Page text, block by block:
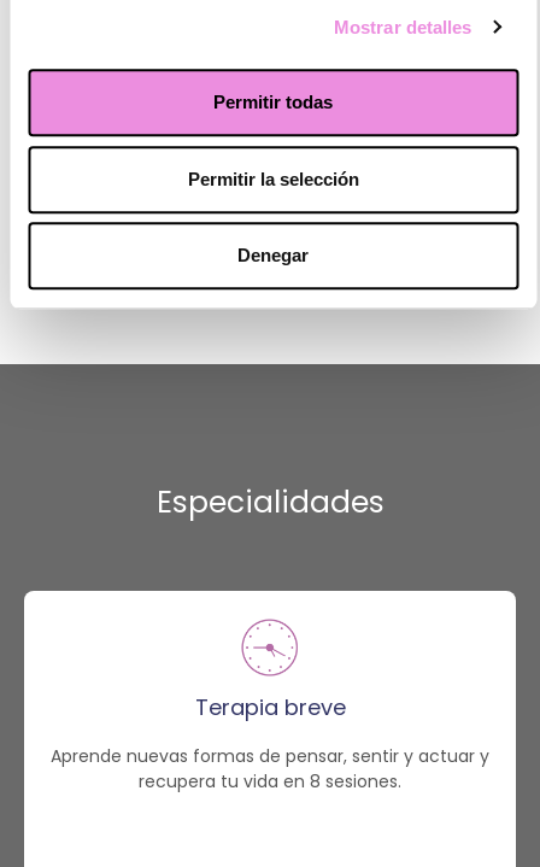
Mostrar detalles
Permitir todas
Permitir la selección
Denegar
profesional. Además, da gusto llegar allí con la amabilidad y el trato
maravillosas todas! (Translated by Google) I am delighted with this
clinic ☺️ I have been going to consultations with Bea for several
months and I have noticed an incredible improvement, she is a great
professional. Furthermore, it is a pleasure to get there with the kindness
they are all wonderful!
Especialidades
Terapia breve
Aprende nuevas formas de pensar, sentir y actuar y
recupera tu vida en 8 sesiones.